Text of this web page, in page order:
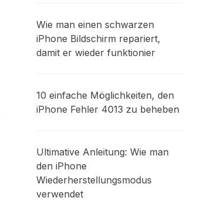
Wie man einen schwarzen
iPhone Bildschirm repariert,
damit er wieder funktionier
10 einfache Möglichkeiten, den
iPhone Fehler 4013 zu beheben
Ultimative Anleitung: Wie man
den iPhone
Wiederherstellungsmodus
verwendet